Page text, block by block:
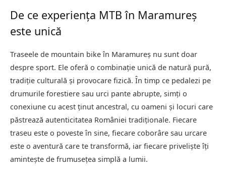
De ce experiența MTB în Maramureș
este unică
Traseele de mountain bike în Maramureș nu sunt doar
despre sport. Ele oferă o combinație unică de natură pură,
tradiție culturală și provocare fizică. În timp ce pedalezi pe
drumurile forestiere sau urci pante abrupte, simți o
conexiune cu acest ținut ancestral, cu oameni și locuri care
păstrează autenticitatea României tradiționale. Fiecare
traseu este o poveste în sine, fiecare coborâre sau urcare
este o aventură care te transformă, iar fiecare priveliște îți
amintește de frumusețea simplă a lumii.